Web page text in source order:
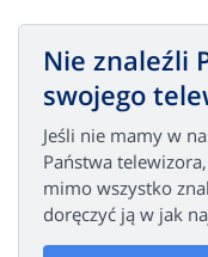
Nie znaleźli
swojego
Jeśli nie mamy w
Państwa telewizora,
mimo wszystko
doręczyć ją w jak